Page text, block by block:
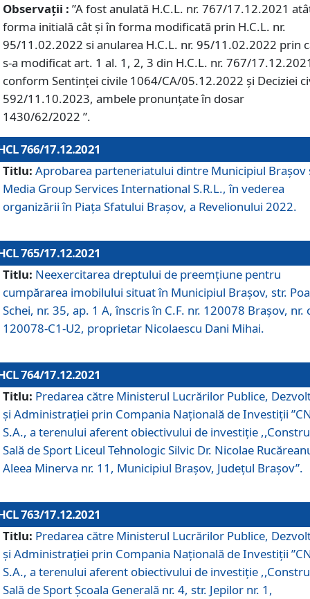
Observații : ”A fost anulată H.C.L. nr. 767/17.12.2021
forma initială cât și în forma modificată prin H.C.L. nr.
95/11.02.2022 si anularea H.C.L. nr. 95/11.02.2022 prin
s-a modificat art. 1 al. 1, 2, 3 din H.C.L. nr. 767/
conform Sentinței civile 1064/CA/05.12.2022 și Deciziei
592/11.10.2023, ambele pronunțate în dosar
1430/62/2022 ”.
766/17.12.2021
Titlu: Aprobarea parteneriatului dintre Municipiul Brașov
Media Group Services International S.R.L., în vederea
organizării în Piața Sfatului Brașov, a Revelionului 2022.
765/17.12.2021
Titlu: Neexercitarea dreptului de preemţiune pentru
cumpărarea imobilului situat în Municipiul Braşov, str.
Schei, nr. 35, ap. 1 A, înscris în C.F. nr. 120078 Brașov, nr.
120078-C1-U2, proprietar Nicolaescu Dani Mihai.
764/17.12.2021
Titlu: Predarea către Ministerul Lucrărilor Publice,
și Administrației prin Compania Naţională de Investiţii
S.A., a terenului aferent obiectivului de investiţie
Sală de Sport Liceul Tehnologic Silvic Dr. Nicolae
Aleea Minerva nr. 11, Municipiul Brașov, Județul Brașov”.
763/17.12.2021
Titlu: Predarea către Ministerul Lucrărilor Publice,
și Administrației prin Compania Naţională de Investiţii
S.A., a terenului aferent obiectivului de investiție
Sală de Sport Școala Generală nr. 4, str. Jepilor nr. 1,